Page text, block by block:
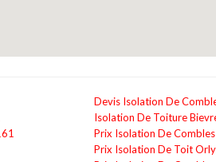
Devis Isolation De
Isolation De Toiture
Prix Isolation De
Prix Isolation De Toit